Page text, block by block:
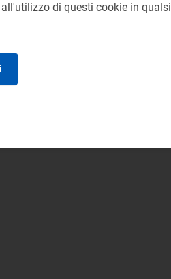
di questi cookie in